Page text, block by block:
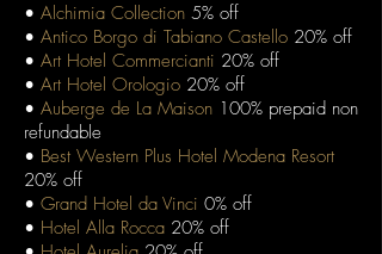
• Alchimia Collection 5% off
• Antico Borgo di Tabiano Castello 20% off
• Art Hotel Commercianti 20% off
• Art Hotel Orologio 20% off
• Auberge de La Maison 100% prepaid non
refundable
• Best Western Plus Hotel Modena Resort
20% off
• Grand Hotel da Vinci 0% off
• Hotel Alla Rocca 20% off